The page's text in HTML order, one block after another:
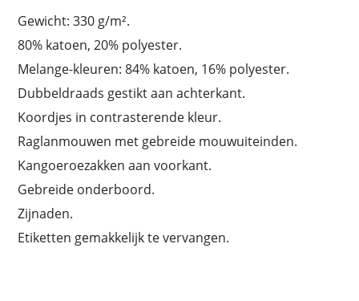
Gewicht: 330 g/m².
80% katoen, 20% polyester.
Melange-kleuren: 84% katoen, 16% polyester.
Dubbeldraads gestikt aan achterkant.
Koordjes in contrasterende kleur.
Raglanmouwen met gebreide mouwuiteinden.
Kangoeroezakken aan voorkant.
Gebreide onderboord.
Zijnaden.
Etiketten gemakkelijk te vervangen.